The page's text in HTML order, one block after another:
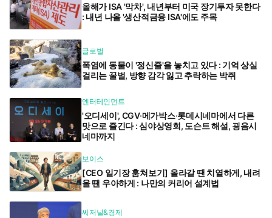
올해가 ISA '막차', 내년부터 미국 장기투자 못한다
: 내년 나올 '생산적금융 ISA'에도 주목
글로벌
폭염에 동물이 '정신줄'을 놓치고 있다 : 기억 상실
걸리는 꿀벌, 방향 감각 잃고 추락하는 박쥐
엔터테인먼트
'오디세이', CGV·메가박스·롯데시네마에서 다른
맛으로 즐긴다 : 심야상영회, 도슨트 해설, 굉음시
네마까지
보이스
[CEO 일기장 훔쳐보기] 올라갈 땐 치열하게, 내려
올 땐 우아하게 : 나만의 커리어 설계법
씨저널&경제